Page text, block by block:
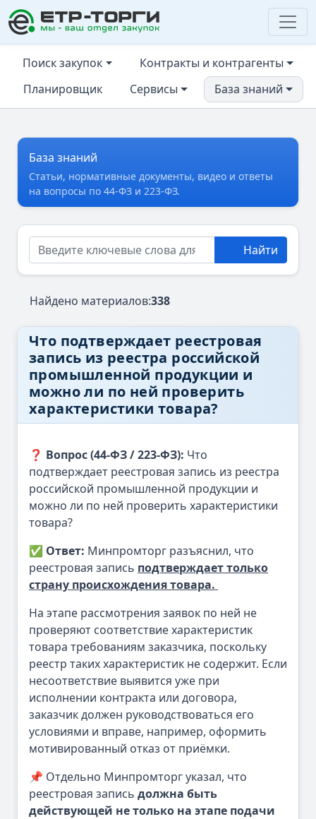
ЕТР-ТОРГИ
Поиск закупок
Контракты и контрагенты
Планировщик
Сервисы База знаний
База знаний
Статьи, нормативные документы, видео и ответы
на вопросы по 44-ФЗ и 223-ФЗ.
Найти
Найдено материалов:338
Что подтверждает реестровая
запись из реестра российской
промышленной продукции и
можно ли по ней проверить
характеристики товара?
❓ Вопрос (44-ФЗ / 223-ФЗ): Что
подтверждает реестровая запись из реестра
российской промышленной продукции и
можно ли по ней проверить характеристики
товара?
✅ Ответ: Минпромторг разъяснил, что
реестровая запись подтверждает только
страну происхождения товара.
На этапе рассмотрения заявок по ней не
проверяют соответствие характеристик
товара требованиям заказчика, поскольку
реестр таких характеристик не содержит. Если
несоответствие выявится уже при
исполнении контракта или договора,
заказчик должен руководствоваться его
условиями и вправе, например, оформить
мотивированный отказ от приёмки.
📌 Отдельно Минпромторг указал, что
реестровая запись должна быть
действующей не только на этапе подачи